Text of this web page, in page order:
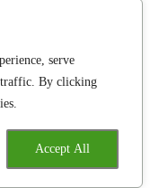
serve
traffic. By clicking
Accept All